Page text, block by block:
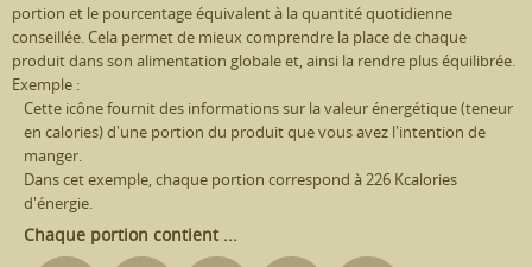
portion et le pourcentage équivalent à la quantité quotidienne
conseillée. Cela permet de mieux comprendre la place de chaque
produit dans son alimentation globale et, ainsi la rendre plus équilibrée.
Exemple :
Cette icône fournit des informations sur la valeur énergétique (teneur
en calories) d'une portion du produit que vous avez l'intention de
manger.
Dans cet exemple, chaque portion correspond à 226 Kcalories
d'énergie.
Chaque portion contient ...